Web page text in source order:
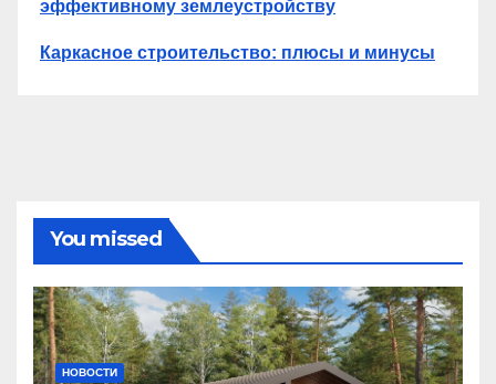
эффективному землеустройству
Каркасное строительство: плюсы и минусы
You missed
НОВОСТИ